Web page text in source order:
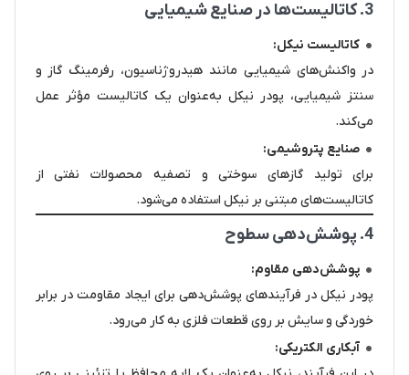
3. کاتالیست‌ها در صنایع شیمیایی
کاتالیست نیکل:
در واکنش‌های شیمیایی مانند هیدروژناسیون، رفرمینگ گاز و
سنتز شیمیایی، پودر نیکل به‌عنوان یک کاتالیست مؤثر عمل
می‌کند.
صنایع پتروشیمی:
برای تولید گازهای سوختی و تصفیه محصولات نفتی از
کاتالیست‌های مبتنی بر نیکل استفاده می‌شود.
4. پوشش‌دهی سطوح
پوشش‌دهی مقاوم:
پودر نیکل در فرآیندهای پوشش‌دهی برای ایجاد مقاومت در برابر
خوردگی و سایش بر روی قطعات فلزی به کار می‌رود.
آبکاری الکتریکی: